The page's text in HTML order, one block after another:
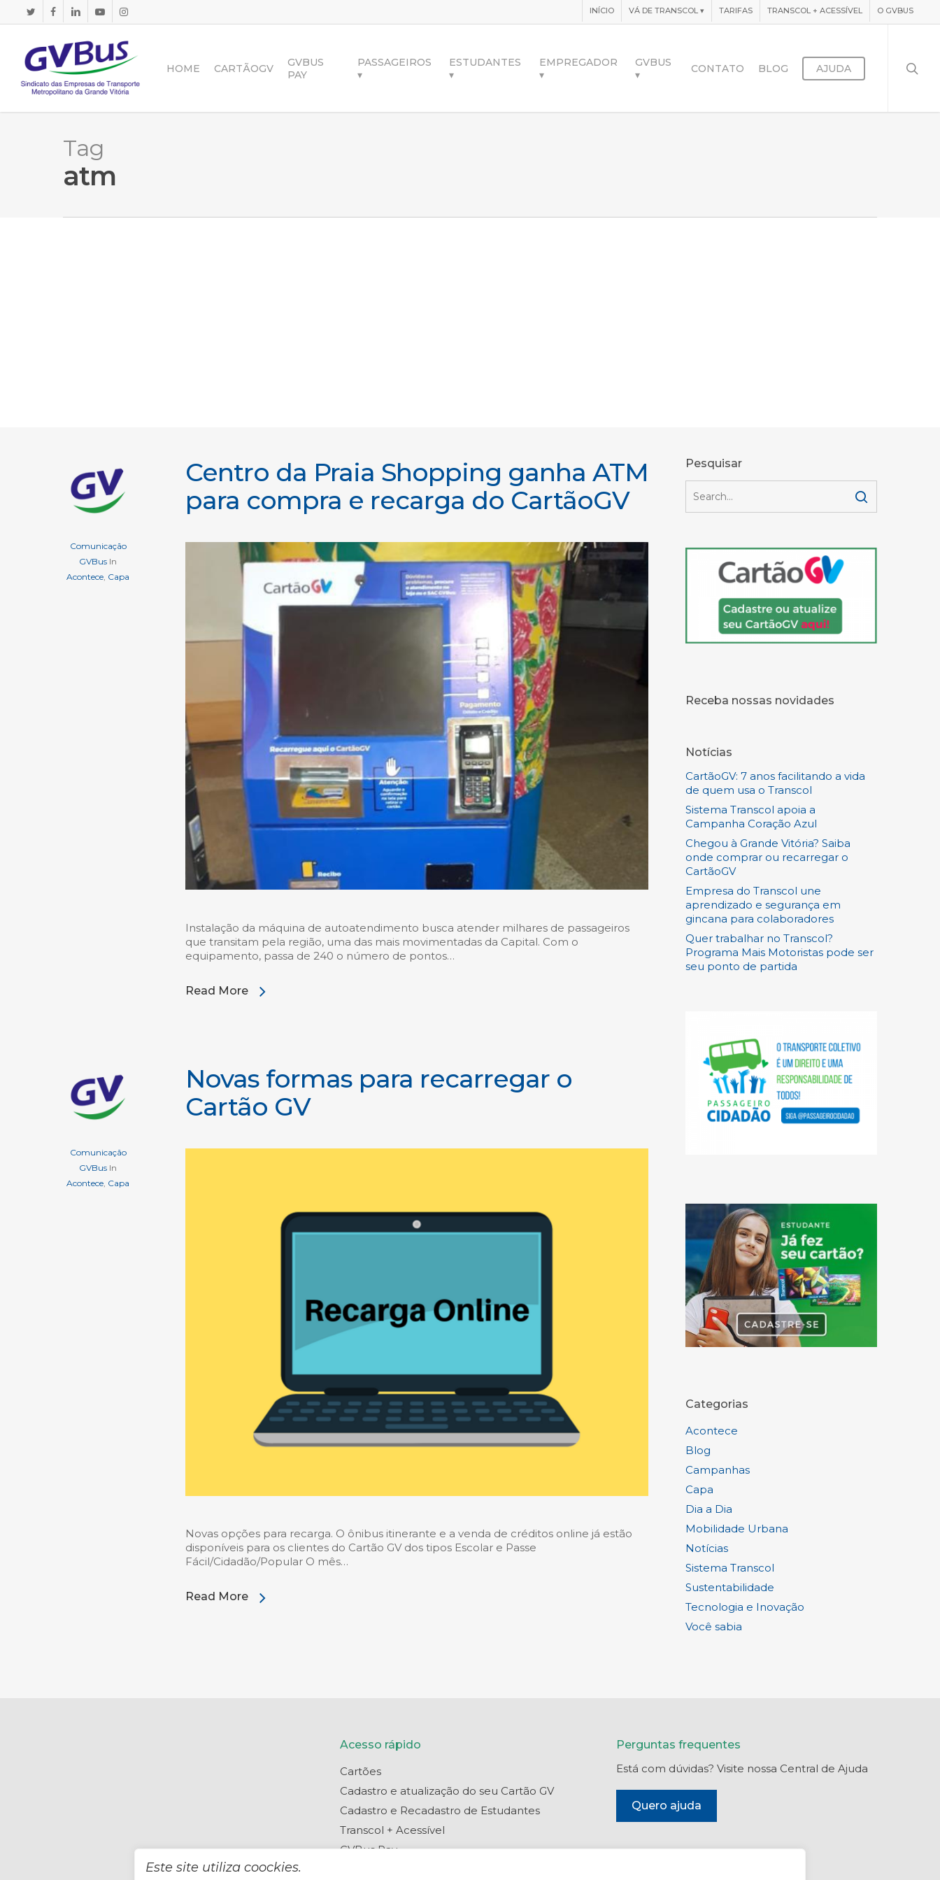
content
TWITTERFACEBOOKLINKEDINYOUTUBEINSTAGRAM INÍCIO VÁ DE TRANSCOL ▾ TARIFAS TRANSCOL + ACESSÍVEL O GVBUS
HOME CARTÃOGV
GVBUS
PAY
PASSAGEIROS
▾
ESTUDANTES
▾
EMPREGADOR
▾
GVBUS
▾
CONTATO BLOG AJUDA
Tag
atm
Comunicação
GVBus In
Acontece, Capa
Centro da Praia Shopping ganha ATM
para compra e recarga do CartãoGV
Instalação da máquina de autoatendimento busca atender milhares de passageiros
que transitam pela região, uma das mais movimentadas da Capital. Com o
equipamento, passa de 240 o número de pontos…
Read More
Comunicação
GVBus In
Acontece Capa
Novas formas para recarregar o
Cartão GV
Novas opções para recarga. O ônibus itinerante e a venda de créditos online já estão
disponíveis para os clientes do Cartão GV dos tipos Escolar e Passe
Fácil/Cidadão/Popular O mês…
Read More
Pesquisar
Receba nossas novidades
Notícias
CartãoGV: 7 anos facilitando a vida
de quem usa o Transcol
Sistema Transcol apoia a
Campanha Coração Azul
Chegou à Grande Vitória? Saiba
onde comprar ou recarregar o
CartãoGV
Empresa do Transcol une
aprendizado e segurança em
gincana para colaboradores
Quer trabalhar no Transcol?
Programa Mais Motoristas pode ser
seu ponto de partida
Categorias
Acontece
Blog
Campanhas
Capa
Dia a Dia
Mobilidade Urbana
Notícias
Sistema Transcol
Sustentabilidade
Tecnologia e Inovação
Você sabia
Acesso rápido
Cartões
Cadastro e atualização do seu Cartão GV
Cadastro e Recadastro de Estudantes
Transcol + Acessível
GVBus Pay
Perguntas frequentes
Está com dúvidas? Visite nossa Central de Ajuda
Quero ajuda
Este site utiliza coockies.